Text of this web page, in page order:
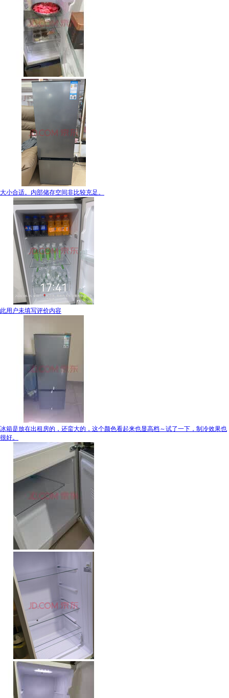
大小合适。内部储存空间非比较充足。
此用户未填写评价内容
冰箱是放在出租房的，还蛮大的，这个颜色看起来也显高档～试了一下，制冷效果也
很好。